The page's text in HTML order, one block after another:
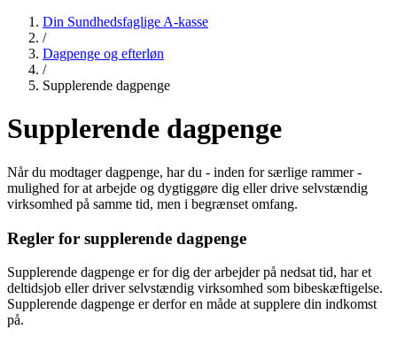
Din Sundhedsfaglige A-kasse
/
Dagpenge og efterløn
/
Supplerende dagpenge
Supplerende dagpenge
Når du modtager dagpenge, har du - inden for særlige rammer -
mulighed for at arbejde og dygtiggøre dig eller drive selvstændig
virksomhed på samme tid, men i begrænset omfang.
Regler for supplerende dagpenge
Supplerende dagpenge er for dig der arbejder på nedsat tid, har et
deltidsjob eller driver selvstændig virksomhed som bibeskæftigelse.
Supplerende dagpenge er derfor en måde at supplere din indkomst
på.